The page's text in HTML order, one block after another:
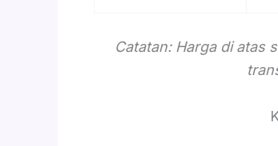
Catatan: Harga di atas